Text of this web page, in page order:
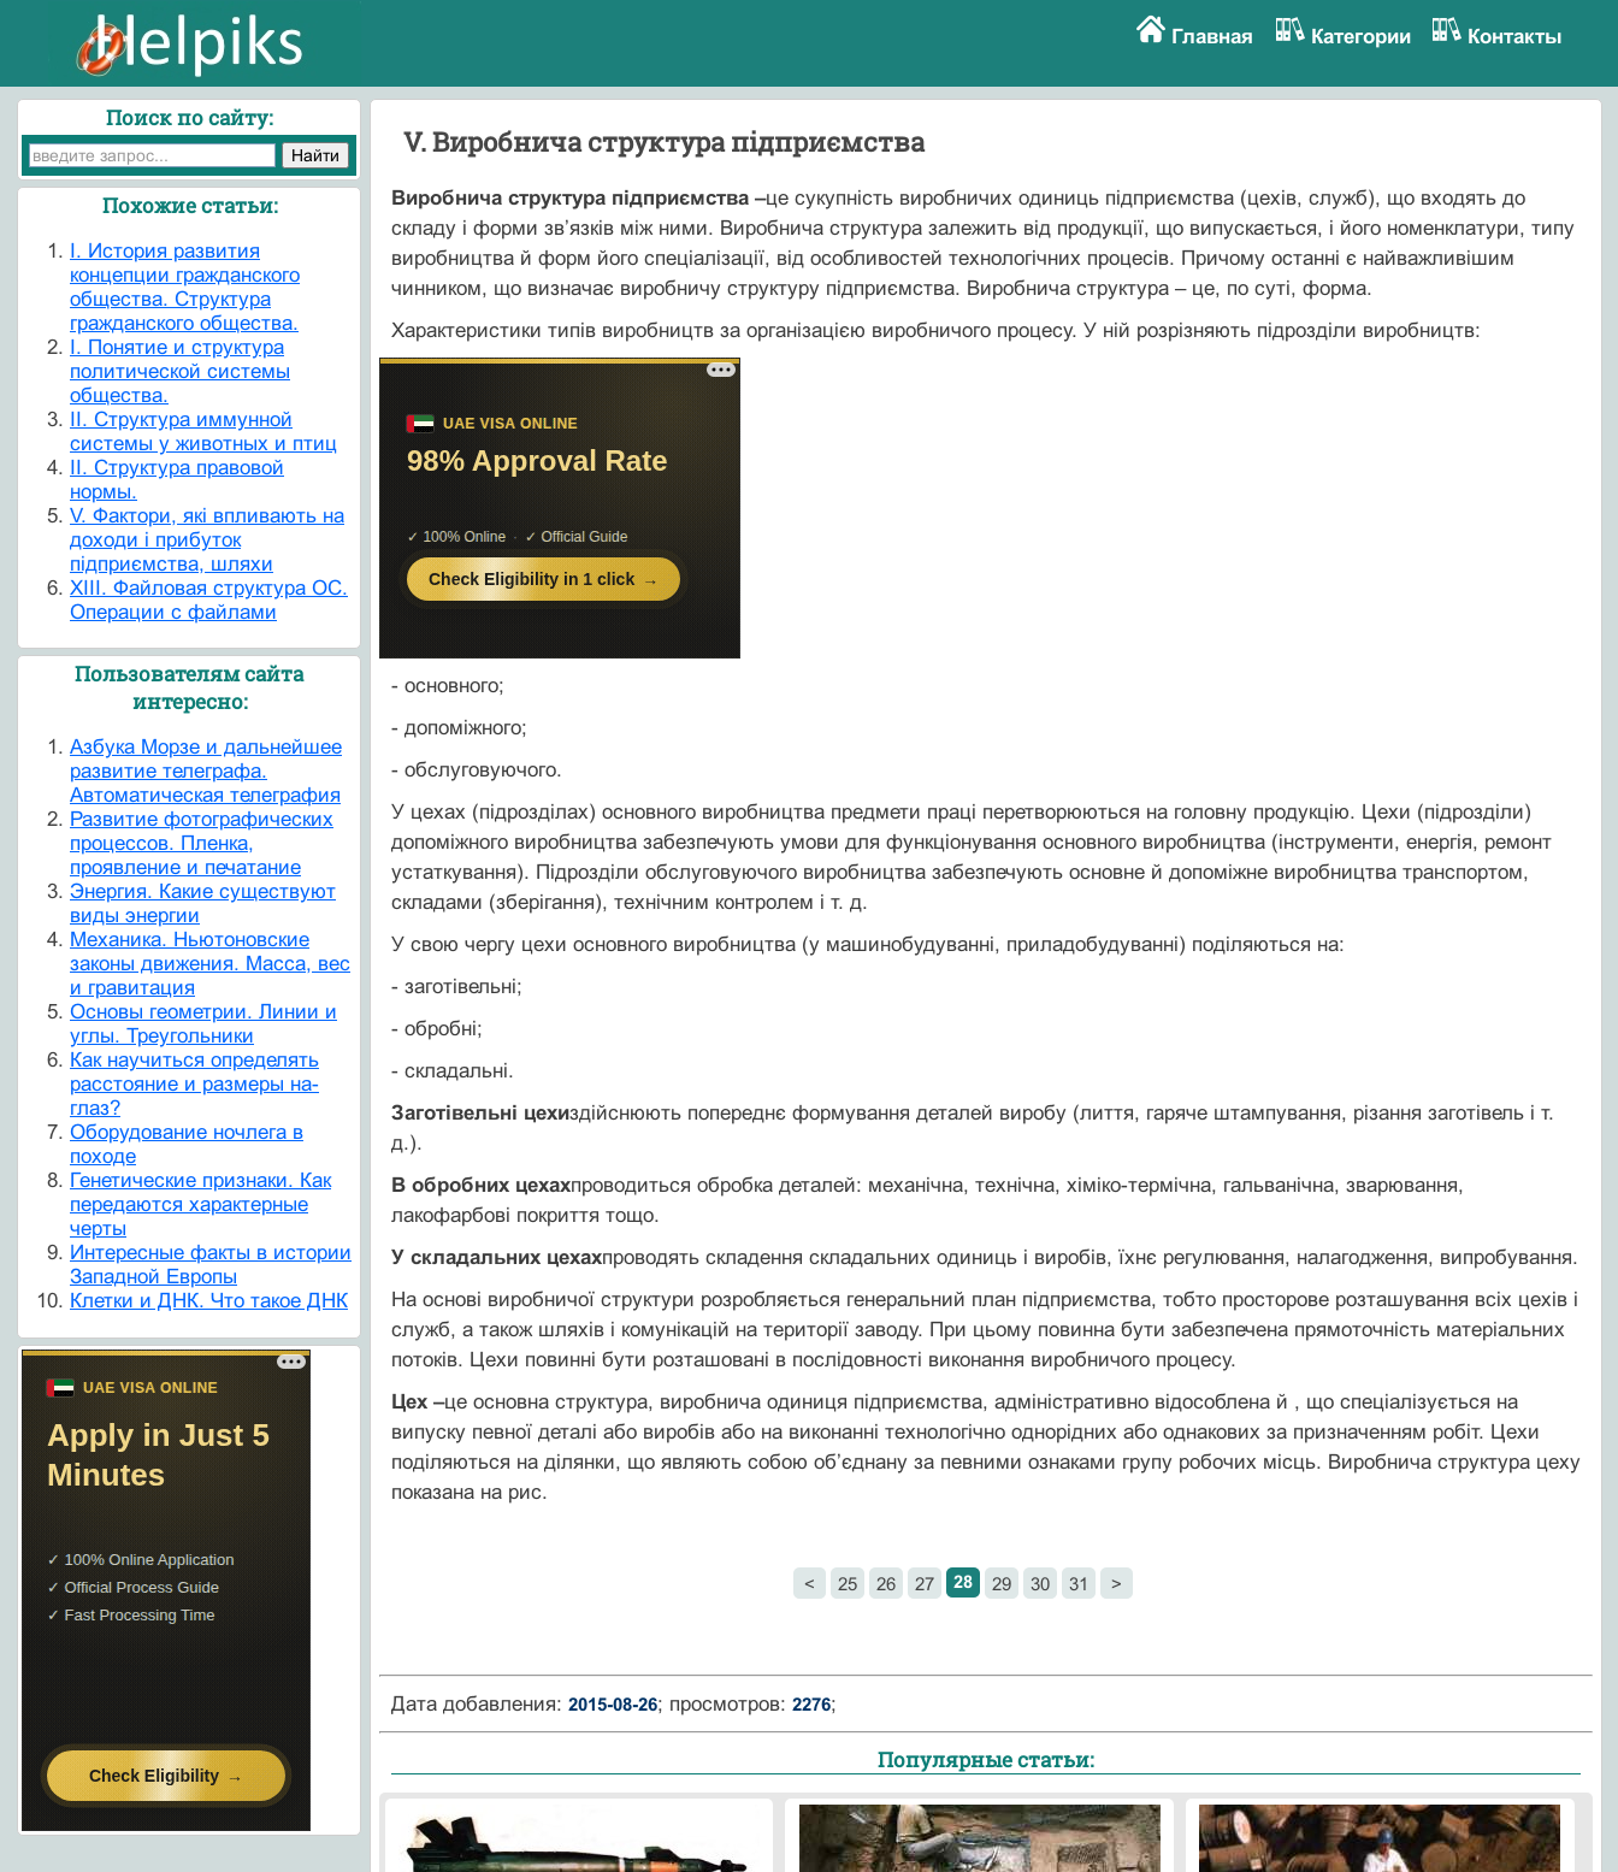
Главная Категории Контакты
V. Виробнича структура підприємства
Виробнича структура підприємства –це сукупність виробничих одиниць підприємства (цехів, служб), що входять до
складу і форми зв’язків між ними. Виробнича структура залежить від продукції, що випускається, і його номенклатури, типу
виробництва й форм його спеціалізації, від особливостей технологічних процесів. Причому останні є найважливішим
чинником, що визначає виробничу структуру підприємства. Виробнича структура – це, по суті, форма.
Характеристики типів виробництв за організацією виробничого процесу. У ній розрізняють підрозділи виробництв:
- основного;
- допоміжного;
- обслуговуючого.
У цехах (підрозділах) основного виробництва предмети праці перетворюються на головну продукцію. Цехи (підрозділи)
допоміжного виробництва забезпечують умови для функціонування основного виробництва (інструменти, енергія, ремонт
устаткування). Підрозділи обслуговуючого виробництва забезпечують основне й допоміжне виробництва транспортом,
складами (зберігання), технічним контролем і т. д.
У свою чергу цехи основного виробництва (у машинобудуванні, приладобудуванні) поділяються на:
- заготівельні;
- обробні;
- складальні.
Заготівельні цехиздійснюють попереднє формування деталей виробу (лиття, гаряче штампування, різання заготівель і т.
д.).
В обробних цехахпроводиться обробка деталей: механічна, технічна, хіміко-термічна, гальванічна, зварювання,
лакофарбові покриття тощо.
У складальних цехахпроводять складення складальних одиниць і виробів, їхнє регулювання, налагодження, випробування.
На основі виробничої структури розробляється генеральний план підприємства, тобто просторове розташування всіх цехів і
служб, а також шляхів і комунікацій на території заводу. При цьому повинна бути забезпечена прямоточність матеріальних
потоків. Цехи повинні бути розташовані в послідовності виконання виробничого процесу.
Цех –це основна структура, виробнича одиниця підприємства, адміністративно відособлена й , що спеціалізується на
випуску певної деталі або виробів або на виконанні технологічно однорідних або однакових за призначенням робіт. Цехи
поділяються на ділянки, що являють собою об’єднану за певними ознаками групу робочих місць. Виробнича структура цеху
показана на рис.
< 25 26 27 28 29 30 31 >
Дата добавления: 2015-08-26; просмотров: 2276;
Популярные статьи:
Поиск по сайту:
Похожие статьи:
I. История развития
концепции гражданского
общества. Структура
гражданского общества.
I. Понятие и структура
политической системы
общества.
II. Структура иммунной
системы у животных и птиц
II. Структура правовой
нормы.
V. Фактори, які впливають на
доходи і прибуток
підприємства, шляхи
XIII. Файловая структура ОС.
Операции с файлами
Пользователям сайта
интересно:
Азбука Морзе и дальнейшее
развитие телеграфа.
Автоматическая телеграфия
Развитие фотографических
процессов. Пленка,
проявление и печатание
Энергия. Какие существуют
виды энергии
Механика. Ньютоновские
законы движения. Масса, вес
и гравитация
Основы геометрии. Линии и
углы. Треугольники
Как научиться определять
расстояние и размеры на-
глаз?
Оборудование ночлега в
походе
Генетические признаки. Как
передаются характерные
черты
Интересные факты в истории
Западной Европы
Клетки и ДНК. Что такое ДНК